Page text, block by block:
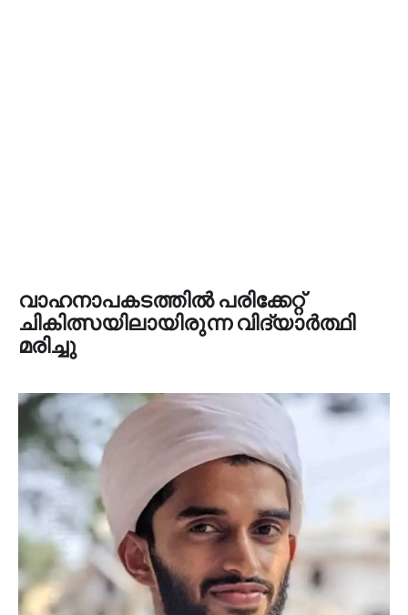
വാഹനാപകടത്തിൽ പരിക്കേറ്റ്
ചികിത്സയിലായിരുന്ന വിദ്യാർത്ഥി
മരിച്ചു